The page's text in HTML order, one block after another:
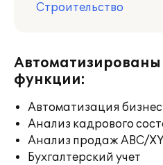
Строительство
функции:
Автоматизация
Анализ кадрового
Анализ продаж ABC/
Бухгалтерский учет